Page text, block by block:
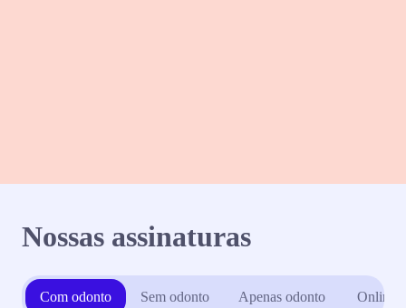
Nossas assinaturas
Com odonto Sem odonto Apenas odonto Online